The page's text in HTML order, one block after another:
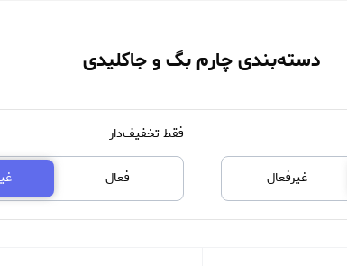
دسته‌بندی چارم بگ و جاکلیدی
غیرفعال
فقط تخفیف‌دار
فعال